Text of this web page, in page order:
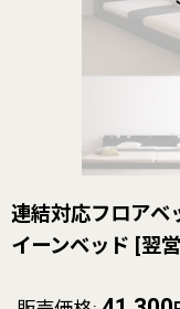
連結対応フロア
イーンベッド [翌